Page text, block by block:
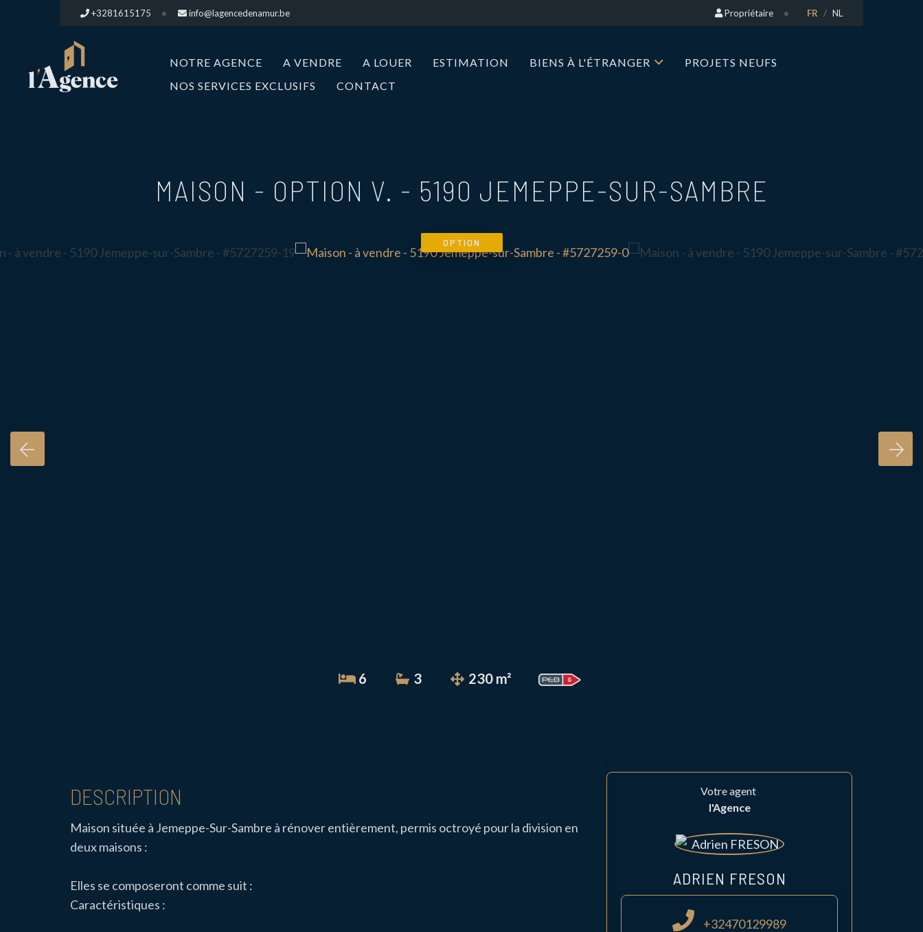
+3281615175 info@lagencedenamur.be Propriétaire FR NL
NOTRE AGENCE A VENDRE A LOUER ESTIMATION BIENS À L'ÉTRANGER
PROJETS NEUFS
NOS SERVICES EXCLUSIFS
CONTACT
MAISON - OPTION V. - 5190 JEMEPPE-SUR-SAMBRE
OPTION
6 3 230 m²
DESCRIPTION
Maison située à Jemeppe-Sur-Sambre à rénover entièrement, permis octroyé pour la division en
deux maisons :
Elles se composeront comme suit :
Caractéristiques :
Votre agent
l'Agence
ADRIEN FRESON
+32470129989